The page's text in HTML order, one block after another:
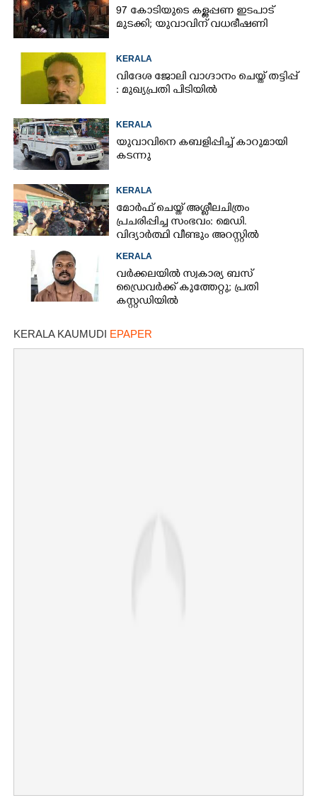
97 കോടിയുടെ കള്ളപ്പണ ഇടപാട്
മുടക്കി; യുവാവിന് വധഭീഷണി
KERALA
വിദേശ ജോലി വാഗ്ദാനം ചെയ്ത് തട്ടിപ്പ്
: മുഖ്യപ്രതി പിടിയിൽ
KERALA
യുവാവിനെ കബളിപ്പിച്ച് കാറുമായി
കടന്നു
KERALA
മോർഫ് ചെയ്ത് അശ്ലീലചിത്രം
പ്രചരിപ്പിച്ച സംഭവം: മെഡി.
വിദ്യാർത്ഥി വീണ്ടും അറസ്റ്റിൽ
KERALA
വർക്കലയിൽ സ്വകാര്യ ബസ്
ഡ്രൈവർക്ക് കുത്തേറ്റു; പ്രതി
കസ്റ്റഡിയിൽ
KERALA KAUMUDI EPAPER